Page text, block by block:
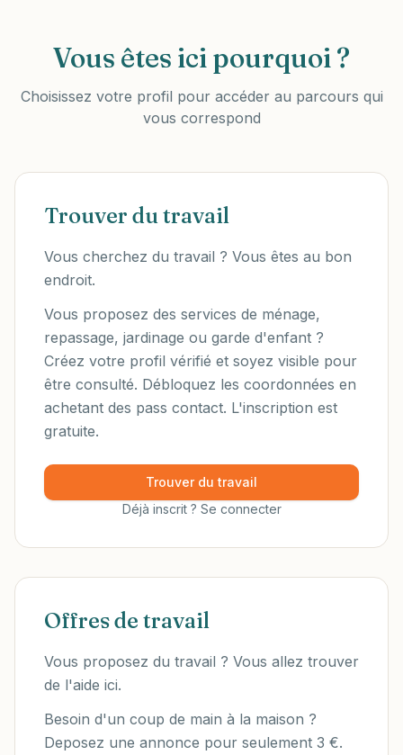
Vous êtes ici pourquoi ?
Choisissez votre profil pour accéder au parcours qui
vous correspond
Trouver du travail
Vous cherchez du travail ? Vous êtes au bon
endroit.
Vous proposez des services de ménage,
repassage, jardinage ou garde d'enfant ?
Créez votre profil vérifié et soyez visible pour
être consulté. Débloquez les coordonnées en
achetant des pass contact. L'inscription est
gratuite.
Trouver du travail
Déjà inscrit ? Se connecter
Offres de travail
Vous proposez du travail ? Vous allez trouver
de l'aide ici.
Besoin d'un coup de main à la maison ?
Deposez une annonce pour seulement 3 €.